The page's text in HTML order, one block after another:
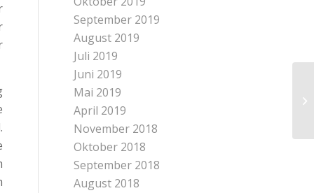
September 2019
August 2019
Juli 2019
Juni 2019
Mai 2019
April 2019
November 2018
Oktober 2018
September 2018
August 2018